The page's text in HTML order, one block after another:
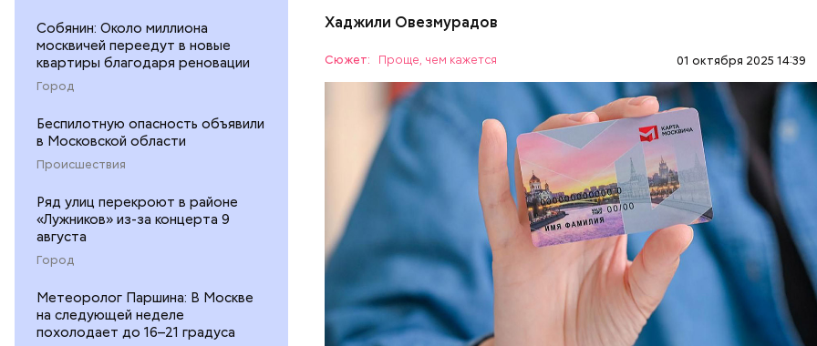
Собянин: Около миллиона
москвичей переедут в новые
квартиры благодаря реновации
Город
Беспилотную опасность объявили
в Московской области
Происшествия
Ряд улиц перекроют в районе
«Лужников» из-за концерта 9
августа
Город
Метеоролог Паршина: В Москве
на следующей неделе
похолодает до 16–21 градуса
Хаджили Овезмурадов
Сюжет: Проще, чем кажется 01 октября 2025 14:39
Скидки по карте москвича доступны в следующих
ПОРТАЛ MOS.RU МОСКВА ЛЬГОТЫ